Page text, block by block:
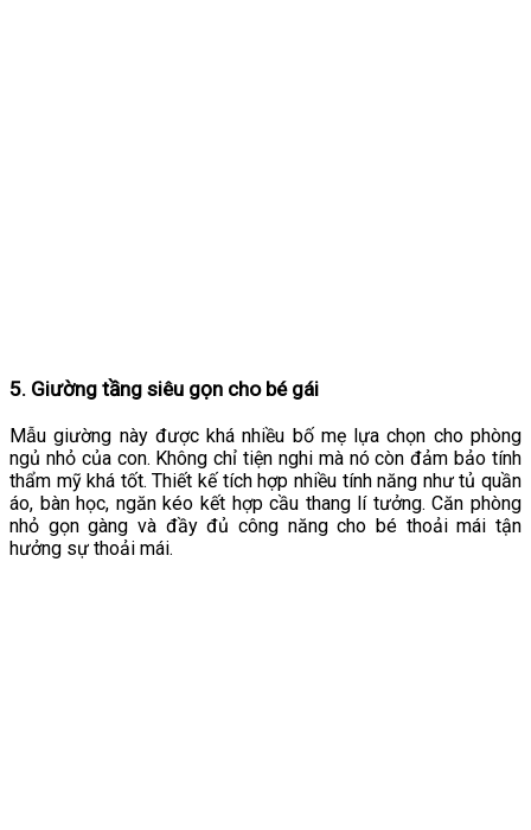
5. Giường tầng siêu gọn cho bé gái
Mẫu giường này được khá nhiều bố mẹ lựa chọn cho phòng
ngủ nhỏ của con. Không chỉ tiện nghi mà nó còn đảm bảo tính
thẩm mỹ khá tốt. Thiết kế tích hợp nhiều tính năng như tủ quần
áo, bàn học, ngăn kéo kết hợp cầu thang lí tưởng. Căn phòng
nhỏ gọn gàng và đầy đủ công năng cho bé thoải mái tận
hưởng sự thoải mái.